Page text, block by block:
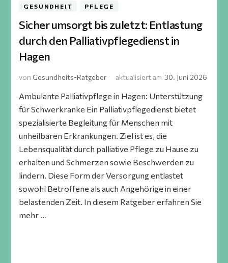
GESUNDHEIT PFLEGE
Sicher umsorgt bis zuletzt: Entlastung
durch den Palliativpflegedienst in
Hagen
von Gesundheits-Ratgeber aktualisiert am 30. Juni 2026
Ambulante Palliativpflege in Hagen: Unterstützung
für Schwerkranke Ein Palliativpflegedienst bietet
spezialisierte Begleitung für Menschen mit
unheilbaren Erkrankungen. Ziel ist es, die
Lebensqualität durch palliative Pflege zu Hause zu
erhalten und Schmerzen sowie Beschwerden zu
lindern. Diese Form der Versorgung entlastet
sowohl Betroffene als auch Angehörige in einer
belastenden Zeit. In diesem Ratgeber erfahren Sie
mehr …